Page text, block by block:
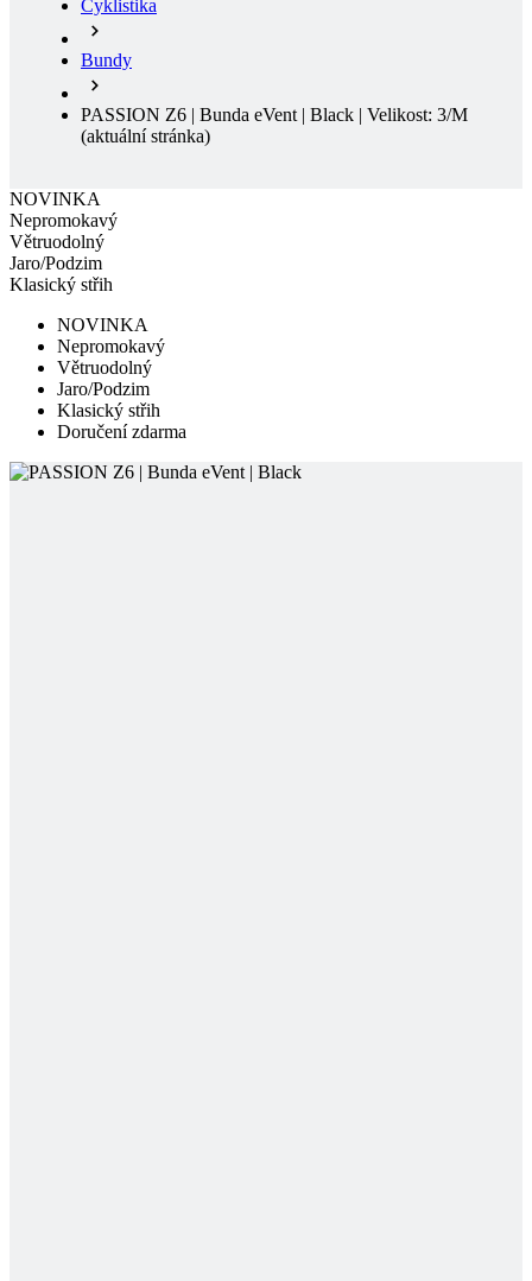
PASSION Z6 | Bunda eVent | Black | Velikost: 3/M
(aktuální stránka)
NOVINKA
Nepromokavý
Větruodolný
NOVINKA
Nepromokavý
Větruodolný
Jaro/Podzim
Doručení zdarma